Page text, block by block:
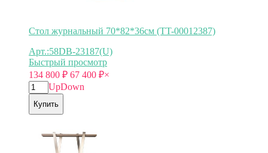
Стол журнальный 70*82*36см (TT-00012387)
Арт.:58DB-23187(U)
Быстрый просмотр
134 800 ₽ 67 400 ₽×
UpDown
Купить